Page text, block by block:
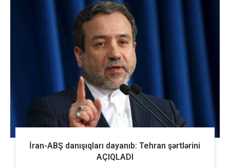
İran-ABŞ danışıqları dayanıb: Tehran şərtlərini
AÇIQLADI